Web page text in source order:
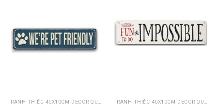
TRANH THIẾC 40X10CM DECOR QUÁN CAFE, BAR CLUB, CẦU THANG TRANH THIẾC 40X10CM DECOR QUÁN CAFE, BAR CLUB, CẦU THANG